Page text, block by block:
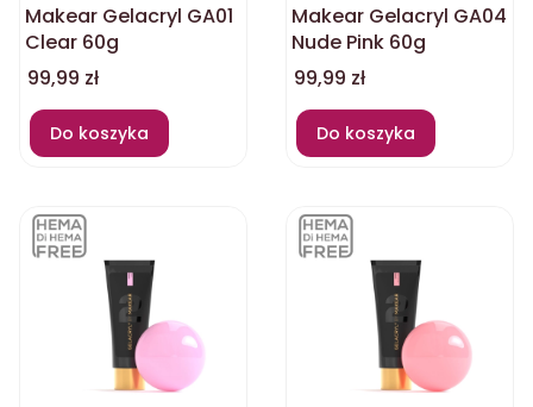
Makear Gelacryl GA01
Clear 60g
Cena
99,99 zł
Do koszyka
Makear Gelacryl GA04
Nude Pink 60g
Cena
99,99 zł
Do koszyka